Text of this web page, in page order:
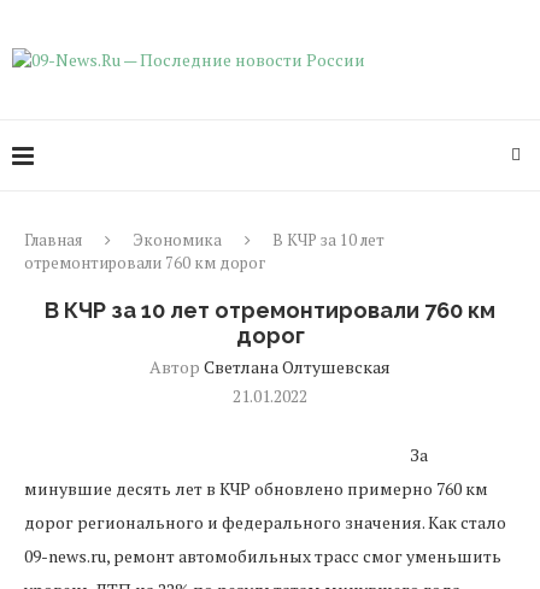
Главная Экономика
В КЧР за 10 лет
отремонтировали 760 км дорог
В КЧР за 10 лет отремонтировали 760 км
дорог
Автор Светлана Олтушевская
21.01.2022
За
минувшие десять лет в КЧР обновлено примерно 760 км
дорог регионального и федерального значения. Как стало
09-news.ru, ремонт автомобильных трасс смог уменьшить